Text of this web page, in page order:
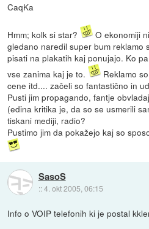
CaqKa
Hmm; kolk si star?
O ekonomiji
gledano naredil super bum reklamo
pisati na plakatih kaj ponujajo. Ko
vse zanima kaj je to.
Reklamo
cene itd.... začeli so fantastično in
Pusti jim propagando, fantje
(edina kritika je, da so se usmerili
tiskani mediji, radio?
Pustimo jim da pokažejo kaj so
SasoS
::4. okt 2005, 06:15
Info o VOIP telefonih ki je postal